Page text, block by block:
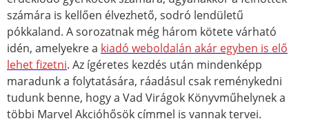
számára is kellően élvezhető, sodró lendületű
pókkaland. A sorozatnak még három kötete várható
idén, amelyekre a kiadó weboldalán akár egyben is elő
lehet fizetni. Az ígéretes kezdés után mindenképp
maradunk a folytatására, ráadásul csak reménykedni
tudunk benne, hogy a Vad Virágok Könyvműhelynek a
többi Marvel Akcióhősök címmel is vannak tervei.